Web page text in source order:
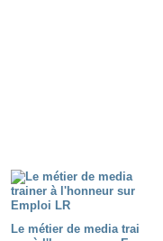
Le métier de media trai